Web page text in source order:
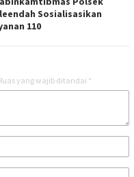
Sosialisasikan
110
yang wajib ditandai *